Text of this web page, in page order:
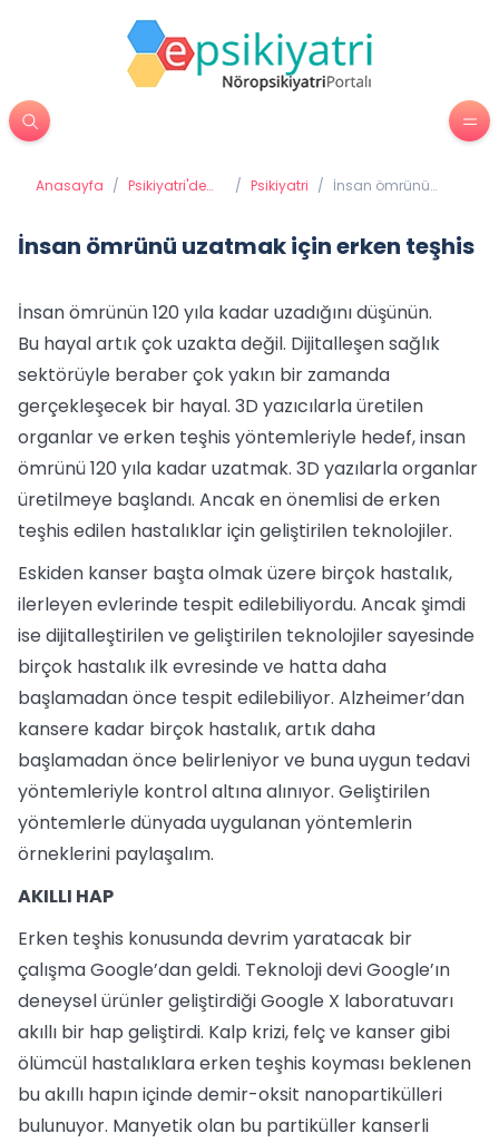
Anasayfa / Psikiyatri'de
/ Psikiyatri / İnsan ömrünü
İnsan ömrünü uzatmak için erken teşhis
İnsan ömrünün 120 yıla kadar uzadığını düşünün.
Bu hayal artık çok uzakta değil. Dijitalleşen sağlık
sektörüyle beraber çok yakın bir zamanda
gerçekleşecek bir hayal. 3D yazıcılarla üretilen
organlar ve erken teşhis yöntemleriyle hedef, insan
ömrünü 120 yıla kadar uzatmak. 3D yazılarla organlar
üretilmeye başlandı. Ancak en önemlisi de erken
teşhis edilen hastalıklar için geliştirilen teknolojiler.
Eskiden kanser başta olmak üzere birçok hastalık,
ilerleyen evlerinde tespit edilebiliyordu. Ancak şimdi
ise dijitalleştirilen ve geliştirilen teknolojiler sayesinde
birçok hastalık ilk evresinde ve hatta daha
başlamadan önce tespit edilebiliyor. Alzheimer’dan
kansere kadar birçok hastalık, artık daha
başlamadan önce belirleniyor ve buna uygun tedavi
yöntemleriyle kontrol altına alınıyor. Geliştirilen
yöntemlerle dünyada uygulanan yöntemlerin
örneklerini paylaşalım.
AKILLI HAP
Erken teşhis konusunda devrim yaratacak bir
çalışma Google’dan geldi. Teknoloji devi Google’ın
deneysel ürünler geliştirdiği Google X laboratuvarı
akıllı bir hap geliştirdi. Kalp krizi, felç ve kanser gibi
ölümcül hastalıklara erken teşhis koyması beklenen
bu akıllı hapın içinde demir-oksit nanopartikülleri
bulunuyor. Manyetik olan bu partiküller kanserli